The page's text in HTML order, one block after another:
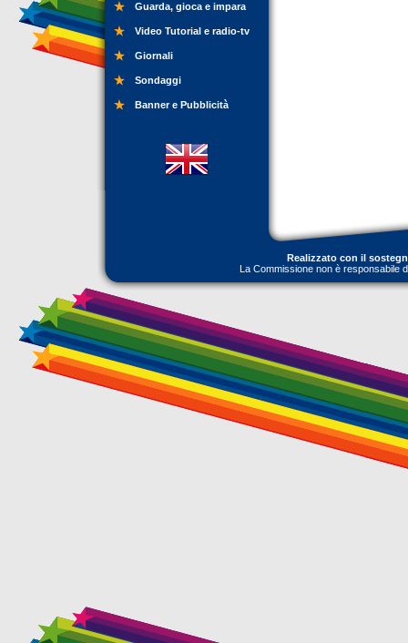
Guarda, gioca e impara
Video Tutorial e radio-tv
Giornali
Sondaggi
Banner e Pubblicità
Realizzato con il
La Commissione non è responsabile